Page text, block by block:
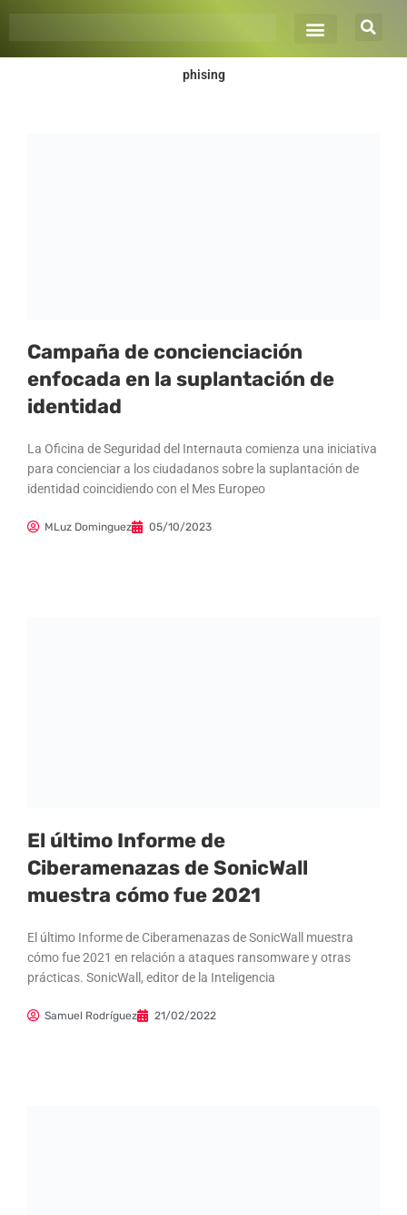
phising
Campaña de concienciación
enfocada en la suplantación de
identidad
La Oficina de Seguridad del Internauta comienza una iniciativa
para concienciar a los ciudadanos sobre la suplantación de
identidad coincidiendo con el Mes Europeo
MLuz Dominguez 05/10/2023
El último Informe de
Ciberamenazas de SonicWall
muestra cómo fue 2021
El último Informe de Ciberamenazas de SonicWall muestra
cómo fue 2021 en relación a ataques ransomware y otras
prácticas. SonicWall, editor de la Inteligencia
Samuel Rodríguez 21/02/2022